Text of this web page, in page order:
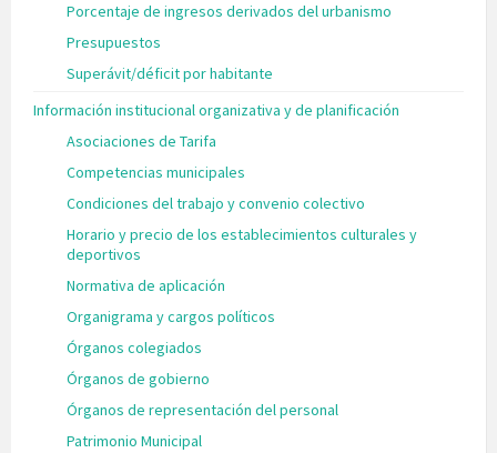
Porcentaje de ingresos derivados del urbanismo
Presupuestos
Superávit/déficit por habitante
Información institucional organizativa y de planificación
Asociaciones de Tarifa
Competencias municipales
Condiciones del trabajo y convenio colectivo
Horario y precio de los establecimientos culturales y
deportivos
Normativa de aplicación
Organigrama y cargos políticos
Órganos colegiados
Órganos de gobierno
Órganos de representación del personal
Patrimonio Municipal